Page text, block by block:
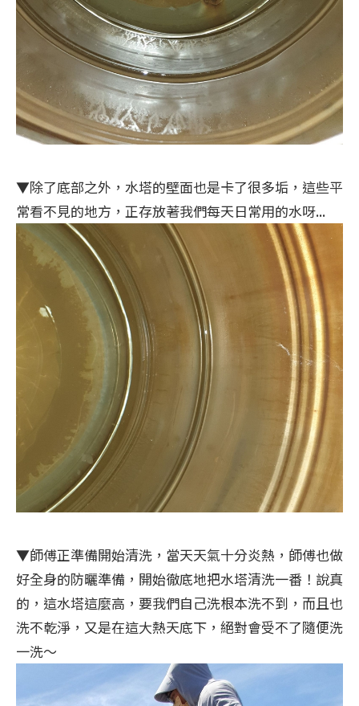
▼除了底部之外，水塔的壁面也是卡了很多垢，這些平
常看不見的地方，正存放著我們每天日常用的水呀...
▼師傅正準備開始清洗，當天天氣十分炎熱，師傅也做
好全身的防曬準備，開始徹底地把水塔清洗一番！說真
的，這水塔這麼高，要我們自己洗根本洗不到，而且也
洗不乾淨，又是在這大熱天底下，絕對會受不了隨便洗
一洗～